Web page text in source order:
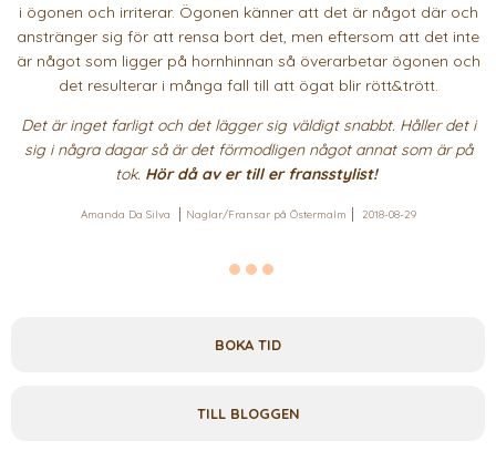
i ögonen och irriterar. Ögonen känner att det är något där och
anstränger sig för att rensa bort det, men eftersom att det inte
är något som ligger på hornhinnan så överarbetar ögonen och
det resulterar i många fall till att ögat blir rött&trött.
Det är inget farligt och det lägger sig väldigt snabbt. Håller det i
sig i några dagar så är det förmodligen något annat som är på
tok. Hör då av er till er fransstylist!
Amanda Da Silva Naglar/Fransar på Östermalm 2018-08-29
BOKA TID
TILL BLOGGEN